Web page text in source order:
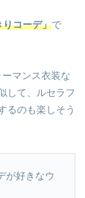
りコーデ」で
マンス衣装な
して、ルセラフ
るのも楽しそう
が好きなウ